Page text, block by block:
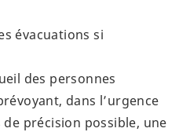
évacuations si
des personnes
dans l’urgence
de précision possible, une